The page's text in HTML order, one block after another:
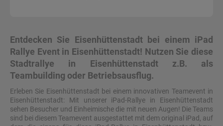
Entdecken Sie Eisenhüttenstadt bei einem iPad
Rallye Event in Eisenhüttenstadt! Nutzen Sie diese
Stadtrallye in Eisenhüttenstadt z.B. als
Teambuilding oder Betriebsausflug.
Erleben Sie Eisenhüttenstadt bei einem innovativen Teamevent in
Eisenhüttenstadt: Mit unserer iPad-Rallye in Eisenhüttenstadt
sehen Besucher und Einheimische die mit neuen Augen! Die Teams
sind bei diesem Teamevent ausgestattet mit dem original iPad, auf